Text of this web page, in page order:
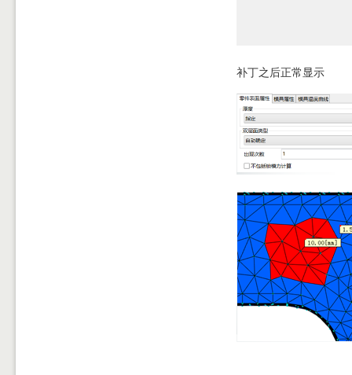
补丁之后正常显示